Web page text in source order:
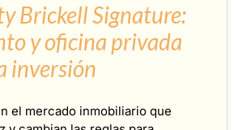
Brickell Signature:
y oficina privada
inversión
el mercado inmobiliario que